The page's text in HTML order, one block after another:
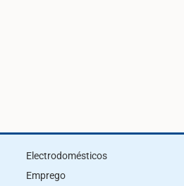
Electrodomésticos
Emprego